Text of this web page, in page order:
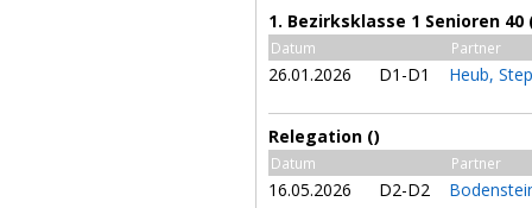
1. Bezirksklasse 1 Senioren 40
Datum Partner
26.01.2026 D1-D1 Heub,
Relegation ()
Datum Partner
16.05.2026 D2-D2